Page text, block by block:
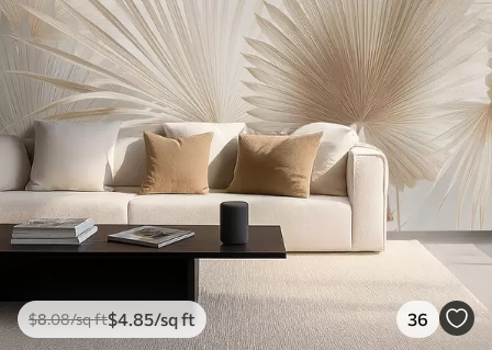
$8.08/sq ft$4 .85/sq ft 36